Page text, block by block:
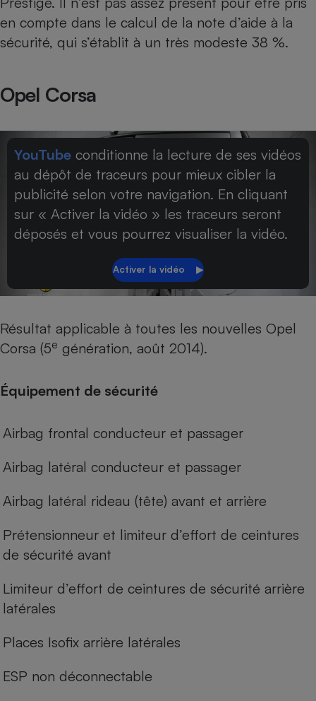
en compte dans le calcul de la note d’aide à la
sécurité, qui s’établit à un très modeste 38 %.
Opel Corsa
YouTube conditionne la lecture de ses vidéos
au dépôt de traceurs pour mieux cibler la
publicité selon votre navigation. En cliquant
sur « Activer la vidéo » les traceurs seront
déposés et vous pourrez visualiser la vidéo.
Résultat applicable à toutes les nouvelles Opel
Corsa (5e génération, août 2014).
Équipement de sécurité
Airbag frontal conducteur et passager
Airbag latéral conducteur et passager
Airbag latéral rideau (tête) avant et arrière
Prétensionneur et limiteur d’effort de ceintures
de sécurité avant
Limiteur d’effort de ceintures de sécurité arrière
latérales
Places Isofix arrière latérales
ESP non déconnectable